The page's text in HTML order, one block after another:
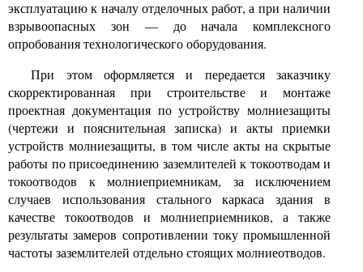
эксплуатацию к началу отделочных работ, а при наличии
взрывоопасных зон — до начала комплексного
опробования технологического оборудования.
При этом оформляется и передается заказчику
скорректированная при строительстве и монтаже
проектная документация по устройству молниезащиты
(чертежи и пояснительная записка) и акты приемки
устройств молниезащиты, в том числе акты на скрытые
работы по присоединению заземлителей к токоотводам и
токоотводов к молниеприемникам, за исключением
случаев использования стального каркаса здания в
качестве токоотводов и молниеприемников, а также
результаты замеров сопротивлении току промышленной
частоты заземлителей отдельно стоящих молниеотводов.